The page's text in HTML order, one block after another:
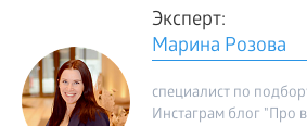
Эксперт:
Марина Розова
специалист по
Инстаграм блог "Про